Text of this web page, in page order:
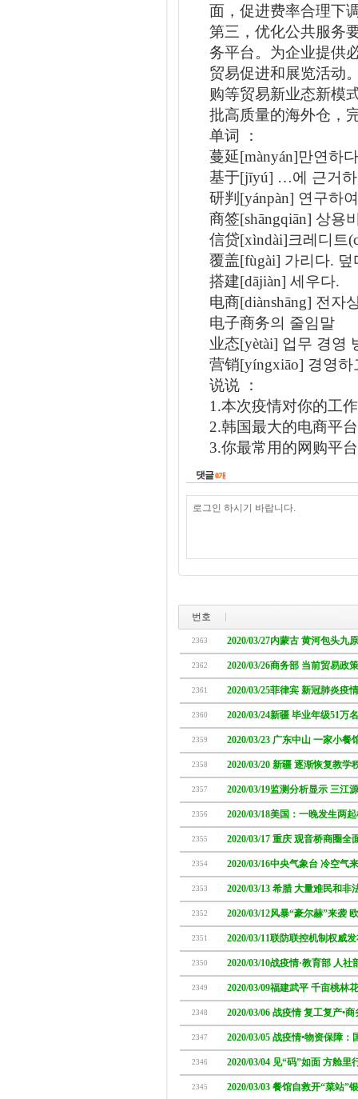
面，促进费率合理下
第三，优化公共服务
务平台。为企业提供
贸易促进和展览活动
购等贸易新业态新模
批高质量的海外仓，
单词 ：
蔓延[mànyán]만연하
基于[jīyú] …에 근거
研判[yánpàn] 연구하
商签[shāngqiān] 상용
信贷[xìndài]크레디트
覆盖[fùgài] 가리다.
搭建[dājiàn] 세우다.
电商[diànshāng] 전자
电子商务의 줄임말
业态[yètài] 업무 경영
营销[yíngxiāo] 경영
说说 ：
1.本次疫情对你的工
2.韩国最大的电商平
3.你最常用的网购平
댓글0개
번호
2363 2020/03/27内蒙古 黄河包头九
2362 2020/03/26商务部 当前贸易政
2361 2020/03/25菲律宾 新冠肺炎疫
2360 2020/03/24新疆 毕业年级51
2359 2020/03/23 广东中山 一家小
2358 2020/03/20 新疆 逐渐恢复教学
2357 2020/03/19监测分析显示 三江
2356 2020/03/18美国：一晚发生两
2355 2020/03/17 重庆 观音桥商圈全
2354 2020/03/16中央气象台 冷空气
2353 2020/03/13 希腊 大量难民和
2352 2020/03/12风暴“豪尔赫”来袭
2351 2020/03/11联防联控机制权威
2350 2020/03/10战疫情·教育部 人
2349 2020/03/09福建武平 千亩桃林
2348 2020/03/06 战疫情 复工复产•
2347 2020/03/05 战疫情•物资保障
2346 2020/03/04 见“码”如面 方舱里
2345 2020/03/03 餐馆自救开“菜站”